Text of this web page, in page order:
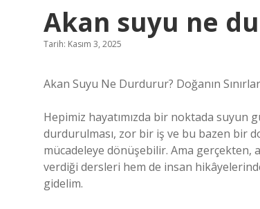
Akan suyu ne
Tarih: Kasım 3, 2025
Akan Suyu Ne Durdurur? Doğanın
Hepimiz hayatımızda bir noktada suyun
durdurulması, zor bir iş ve bu bazen bir
mücadeleye dönüşebilir. Ama gerçekten,
verdiği dersleri hem de insan
gidelim.